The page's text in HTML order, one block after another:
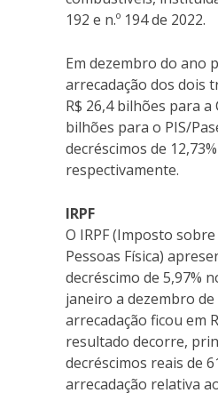
192 e n.º 194 de 2022.
Em dezembro do ano
arrecadação dos dois
R$ 26,4 bilhões para a
bilhões para o PIS/
decréscimos de
respectivamente.
IRPF
O IRPF (Imposto sobre
Pessoas Física)
decréscimo de 5,97%
janeiro a dezembro de
arrecadação ficou em
resultado decorre,
decréscimos reais de
arrecadação relativa